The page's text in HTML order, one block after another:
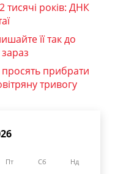
тисячі років: ДНК
її так до
просять прибрати
тривогу
Пт Сб Нд